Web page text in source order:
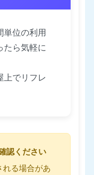
単位の利用
たら気軽に
上でリフレ
認ください
る場合があ